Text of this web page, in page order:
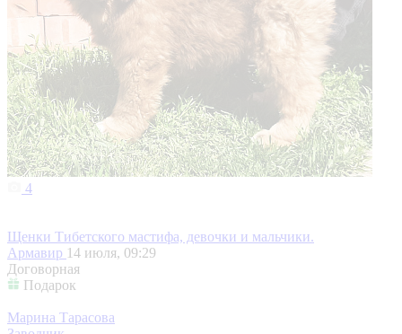
4
Щенки Тибетского мастифа, девочки и мальчики.
Армавир 14 июля, 09:29
Договорная
Подарок
Марина Тарасова